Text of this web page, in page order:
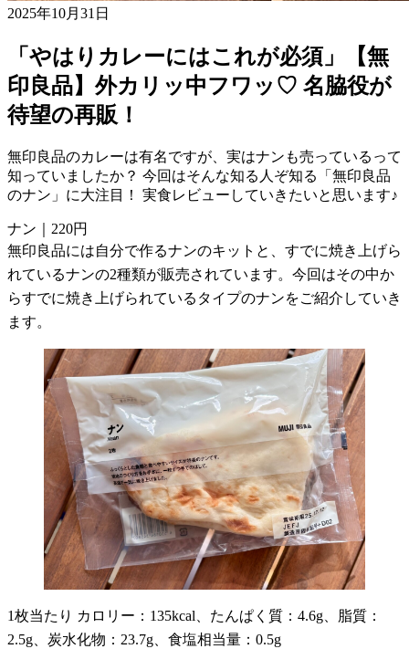
2025年10月31日
「やはりカレーにはこれが必須」【無
印良品】外カリッ中フワッ♡ 名脇役が
待望の再販！
無印良品のカレーは有名ですが、実はナンも売っているって
知っていましたか？ 今回はそんな知る人ぞ知る「無印良品
のナン」に大注目！ 実食レビューしていきたいと思います♪
ナン｜220円
無印良品には自分で作るナンのキットと、すでに焼き上げら
れているナンの2種類が販売されています。今回はその中か
らすでに焼き上げられているタイプのナンをご紹介していき
ます。
1枚当たり カロリー：135kcal、たんぱく質：4.6g、脂質：
2.5g、炭水化物：23.7g、食塩相当量：0.5g